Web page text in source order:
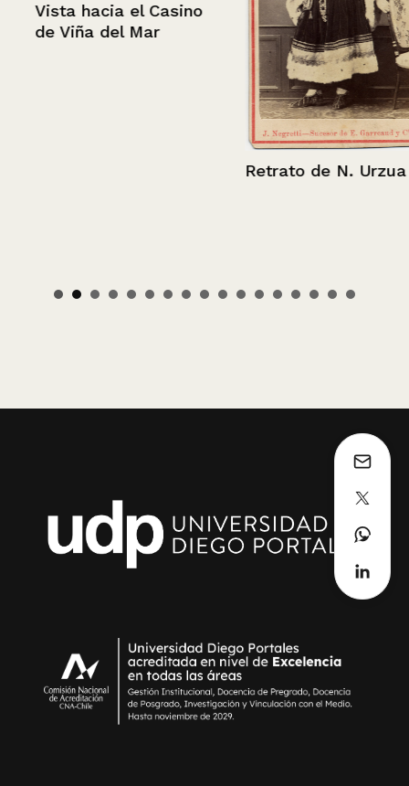
Vista hacia el Casino
de Viña del Mar
Retrato de N. Urzua R.